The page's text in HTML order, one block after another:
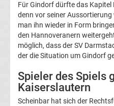
Augsburg
Transfergerüchte
FC
Erzgebirge
Für Gindorf dürfte das
denn vor seiner
man ihn wieder in Form
den Hannoveranern
möglich, dass der SV
der die Situation um Gindorf
Spieler des Spiels
Kaiserslautern
Scheinbar hat sich der